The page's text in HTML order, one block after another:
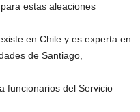
estas aleaciones
en Chile y es experta en
de Santiago,
funcionarios del Servicio